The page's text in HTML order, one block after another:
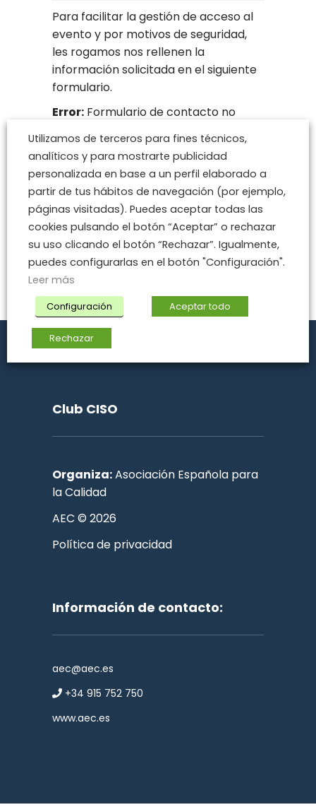
Para facilitar la gestión de acceso al
evento y por motivos de seguridad,
les rogamos nos rellenen la
información solicitada en el siguiente
formulario.
Error: Formulario de contacto no
HAZ CLICAQUÍ
PARA CONOCER
LA AGENDA DEL
Club CISO
Organiza:Asociación Española para
la Calidad
AEC © 2026
Política de privacidad
Información de contacto:
aec@aec.es
+34 915 752 750
www.aec.es
Utilizamos de terceros para fines técnicos,
analíticos y para mostrarte publicidad
personalizada en base a un perfil elaborado a
partir de tus hábitos de navegación (por ejemplo,
páginas visitadas). Puedes aceptar todas las
cookies pulsando el botón “Aceptar” o rechazar
su uso clicando el botón “Rechazar”. Igualmente,
puedes configurarlas en el botón "Configuración".
Leer más
Configuración Aceptar todo
Rechazar